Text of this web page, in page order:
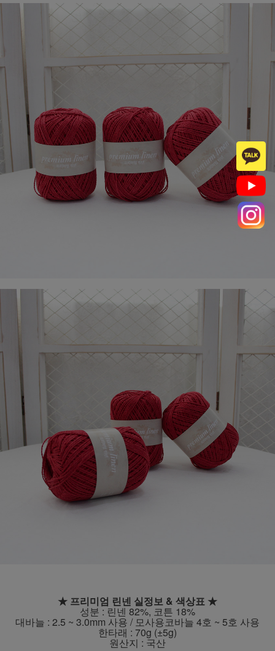
★ 프리미엄 린넨 실정보 & 색상표 ★
성분 : 린넨 82%, 코튼 18%
대바늘 : 2.5 ~ 3.0mm 사용 / 모사용코바늘 4호 ~ 5호 사용
한타래 : 70g (±5g)
원산지 : 국산